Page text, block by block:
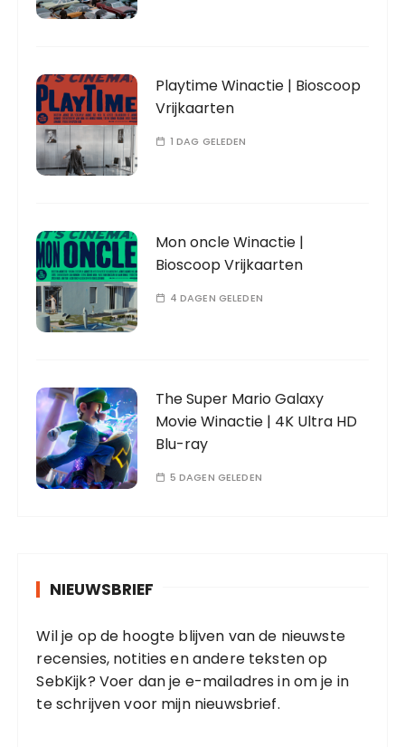
Playtime Winactie | Bioscoop
Vrijkaarten
1 DAG GELEDEN
Mon oncle Winactie |
Bioscoop Vrijkaarten
4 DAGEN GELEDEN
The Super Mario Galaxy
Movie Winactie | 4K Ultra HD
Blu-ray
5 DAGEN GELEDEN
NIEUWSBRIEF
Wil je op de hoogte blijven van de nieuwste
recensies, notities en andere teksten op
SebKijk? Voer dan je e-mailadres in om je in
te schrijven voor mijn nieuwsbrief.